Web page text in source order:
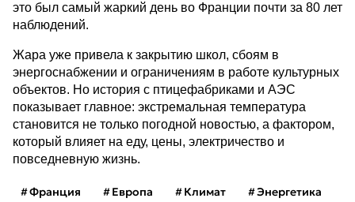
это был самый жаркий день во Франции почти за 80 лет
наблюдений.
Жара уже привела к закрытию школ, сбоям в
энергоснабжении и ограничениям в работе культурных
объектов. Но история с птицефабриками и АЭС
показывает главное: экстремальная температура
становится не только погодной новостью, а фактором,
который влияет на еду, цены, электричество и
повседневную жизнь.
Франция Европа Климат Энергетика